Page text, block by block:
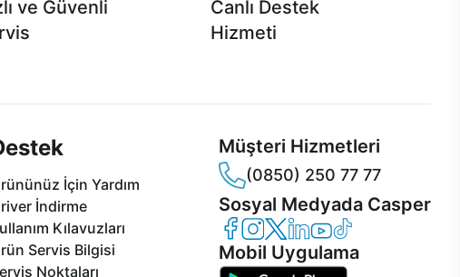
ve Güvenli
Canlı Destek
Hizmeti
İçin Yardım
İndirme
Kılavuzları
Servis Bilgisi
Noktaları
Müşteri Hizmetleri
(0850) 250 77 77
Sosyal Medyada Casper
Casper Facebook
Casper Instagram
Casper Twitter
Casper LinkedIn
Casper YouTube
Casper TikTok
Mobil Uygulama